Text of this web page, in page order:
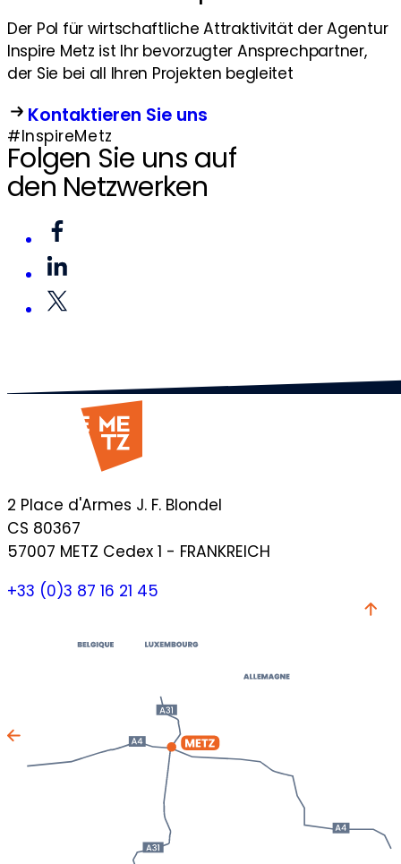
Der Pol für wirtschaftliche Attraktivität der Agentur
Inspire Metz ist Ihr bevorzugter Ansprechpartner,
der Sie bei all Ihren Projekten begleitet
Kontaktieren Sie uns
#InspireMetz
Folgen Sie uns auf
den Netzwerken
2 Place d'Armes J. F. Blondel
CS 80367
57007 METZ Cedex 1 - FRANKREICH
+33 (0)3 87 16 21 45